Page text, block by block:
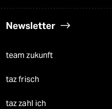
Newsletter
team zukunft
taz frisch
taz zahl ich